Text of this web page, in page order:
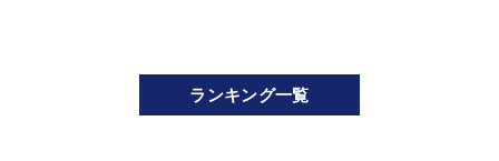
ランキング一覧